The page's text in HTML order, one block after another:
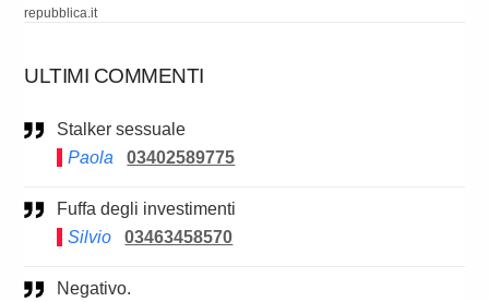
repubblica.it
ULTIMI COMMENTI
Stalker sessuale
Paola
03402589775
Fuffa degli investimenti
Silvio
03463458570
Negativo.